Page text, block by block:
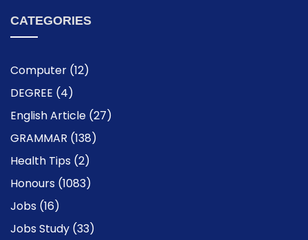
CATEGORIES
Computer (12)
DEGREE (4)
English Article (27)
GRAMMAR (138)
Health Tips (2)
Honours (1083)
Jobs (16)
Jobs Study (33)